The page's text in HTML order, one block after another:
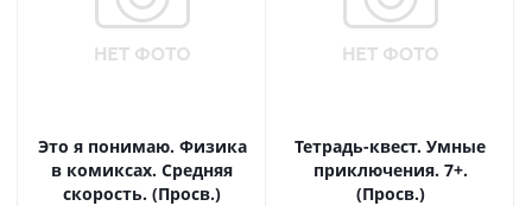
Это я понимаю. Физика
в комиксах. Средняя
скорость. (Просв.)
Тетрадь-квест. Умные
приключения. 7+.
(Просв.)